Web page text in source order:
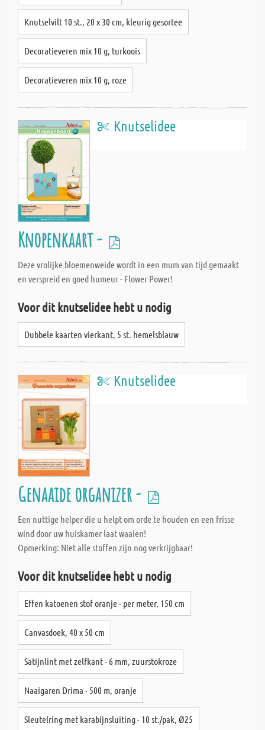
Knutselvilt 10 st., 20 x 30 cm, kleurig gesortee
Decoratieveren mix 10 g, turkoois
Decoratieveren mix 10 g, roze
Knutselidee
Knopenkaart -
Deze vrolijke bloemenweide wordt in een mum van tijd gemaakt
en verspreid en goed humeur - Flower Power!
Voor dit knutselidee hebt u nodig
Dubbele kaarten vierkant, 5 st. hemelsblauw
Knutselidee
Genaaide organizer -
Een nuttige helper die u helpt om orde te houden en een frisse
wind door uw huiskamer laat waaien!
Opmerking: Niet alle stoffen zijn nog verkrijgbaar!
Voor dit knutselidee hebt u nodig
Effen katoenen stof oranje - per meter, 150 cm
Canvasdoek, 40 x 50 cm
Satijnlint met zelfkant - 6 mm, zuurstokroze
Naaigaren Drima - 500 m, oranje
Sleutelring met karabijnsluiting - 10 st./pak, Ø25